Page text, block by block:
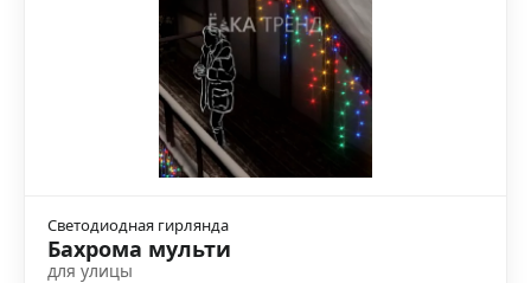
Светодиодная гирлянда
Бахрома мульти
для улицы